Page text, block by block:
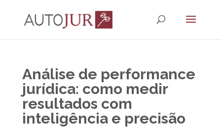
Análise de performance
jurídica: como medir
resultados com
inteligência e precisão